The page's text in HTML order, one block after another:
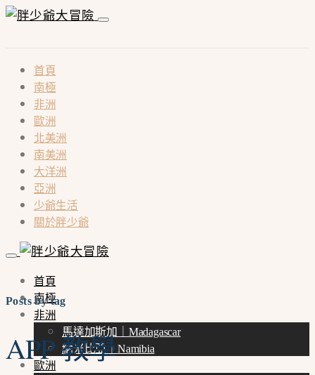
首頁
南極
非洲
歐洲
北美洲
南美洲
大洋洲
亞洲
少爺生活
關於胖少爺
首頁
南極
非洲
馬達加斯加｜Madagascar
納米比亞｜Namibia
歐洲
Posts by tag
APP 教學